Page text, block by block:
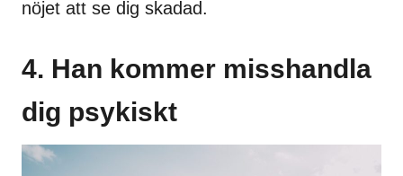
nöjet att se dig skadad.
4. Han kommer misshandla
dig psykiskt